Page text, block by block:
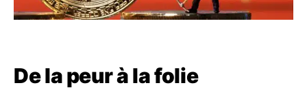
De la peur à la folie